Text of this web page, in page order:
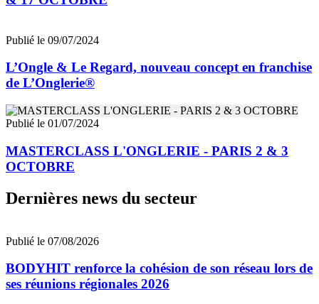
Publié le 09/07/2024
L’Ongle & Le Regard, nouveau concept en franchise
de L’Onglerie®
Publié le 01/07/2024
MASTERCLASS L'ONGLERIE - PARIS 2 & 3
OCTOBRE
Dernières news du secteur
Publié le 07/08/2026
BODYHIT renforce la cohésion de son réseau lors de
ses réunions régionales 2026